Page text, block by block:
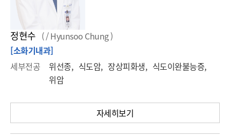
정현수 ( / Hyunsoo Chung )
[소화기내과]
세부전공
위선종, 식도암, 장상피화생, 식도이완불능증,
위암
자세히보기